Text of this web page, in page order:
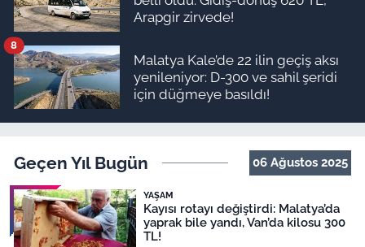
Arapgir zirvede!
Malatya Kale’de 22 ilin geçiş aksı
yenileniyor: D-300 ve sahil şeridi
için düğmeye basıldı!
8
Geçen Yıl Bugün 06 Ağustos 2025
YAŞAM
Kayısı rotayı değiştirdi: Malatya’da
yaprak bile yandı, Van’da kilosu 300
TL!